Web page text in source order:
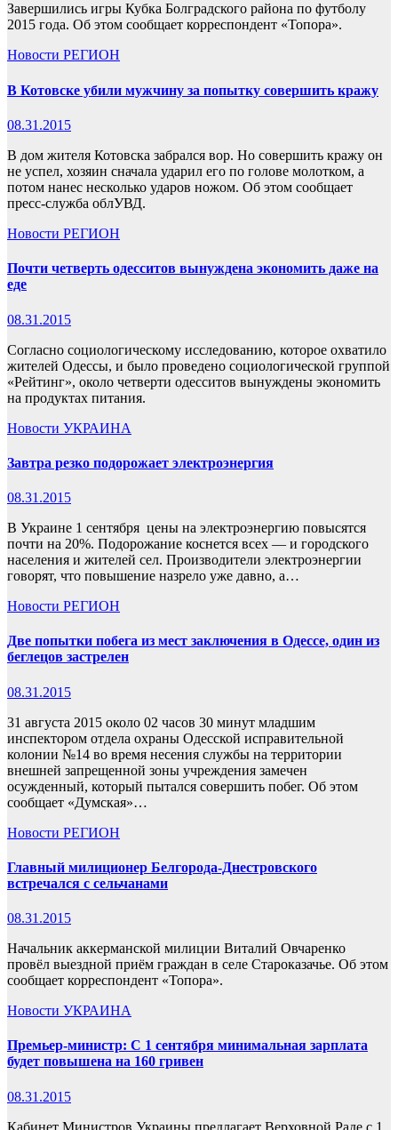
Завершились игры Кубка Болградского района по футболу
2015 года. Об этом сообщает корреспондент «Топора».
Новости РЕГИОН
В Котовске убили мужчину за попытку совершить кражу
08.31.2015
В дом жителя Котовска забрался вор. Но совершить кражу он
не успел, хозяин сначала ударил его по голове молотком, а
потом нанес несколько ударов ножом. Об этом сообщает
пресс-служба облУВД.
Новости РЕГИОН
Почти четверть одесситов вынуждена экономить даже на
еде
08.31.2015
Согласно социологическому исследованию, которое охватило
жителей Одессы, и было проведено социологической группой
«Рейтинг», около четверти одесситов вынуждены экономить
на продуктах питания.
Новости УКРАИНА
Завтра резко подорожает электроэнергия
08.31.2015
В Украине 1 сентября цены на электроэнергию повысятся
почти на 20%. Подорожание коснется всех — и городского
населения и жителей сел. Производители электроэнергии
говорят, что повышение назрело уже давно, а…
Новости РЕГИОН
Две попытки побега из мест заключения в Одессе, один из
беглецов застрелен
08.31.2015
31 августа 2015 около 02 часов 30 минут младшим
инспектором отдела охраны Одесской исправительной
колонии №14 во время несения службы на территории
внешней запрещенной зоны учреждения замечен
осужденный, который пытался совершить побег. Об этом
сообщает «Думская»…
Новости РЕГИОН
Главный милиционер Белгорода-Днестровского
встречался с сельчанами
08.31.2015
Начальник аккерманской милиции Виталий Овчаренко
провёл выездной приём граждан в селе Староказачье. Об этом
сообщает корреспондент «Топора».
Новости УКРАИНА
Премьер-министр: С 1 сентября минимальная зарплата
будет повышена на 160 гривен
08.31.2015
Кабинет Министров Украины предлагает Верховной Раде с 1